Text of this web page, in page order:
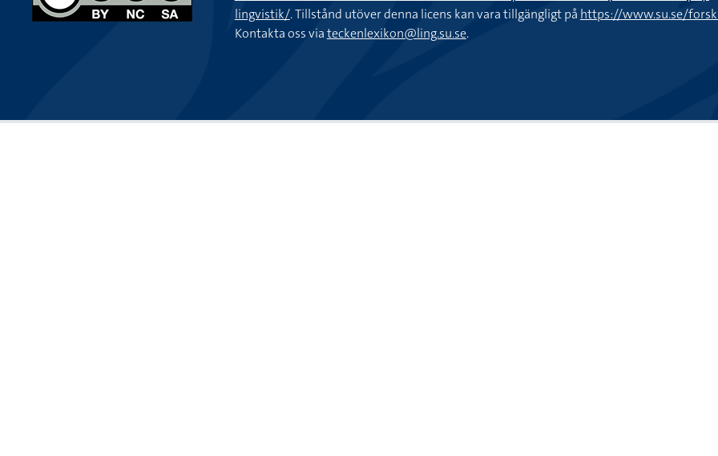
lingvistik/. Tillstånd utöver denna licens kan vara tillgängligt på https://www.su.se/
Kontakta oss viateckenlexikon@ling.su.se.